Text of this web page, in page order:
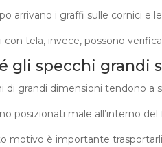
arrivano i graffi sulle cornici e
con tela, invece, possono
gli specchi grandi
di grandi dimensioni tendono
posizionati male all’interno
motivo è importante